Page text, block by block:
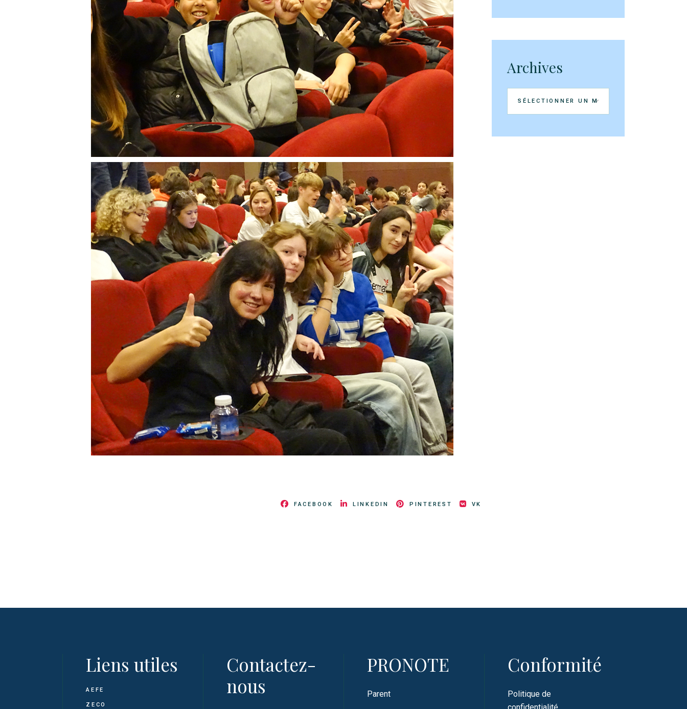
FACEBOOK LINKEDIN PINTEREST VK
Archives
Archives
Liens utiles
AEFE
ZECO
Contactez-
nous
PRONOTE
Parent
Conformité
Politique de